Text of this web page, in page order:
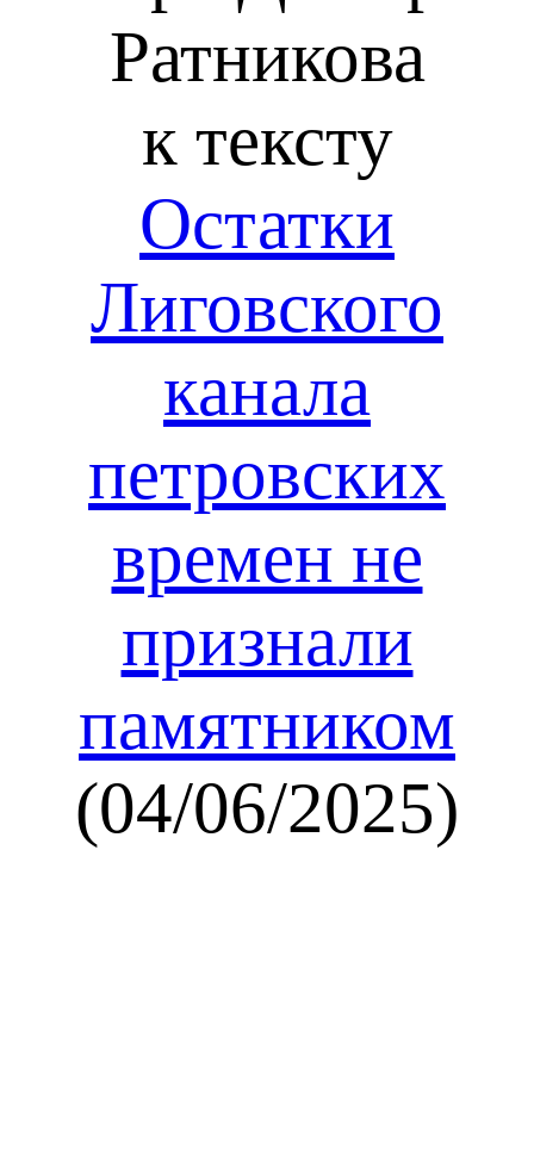
Ратникова
к тексту
Остатки
Лиговского
канала
петровских
времен не
признали
памятником
(04/06/2025)